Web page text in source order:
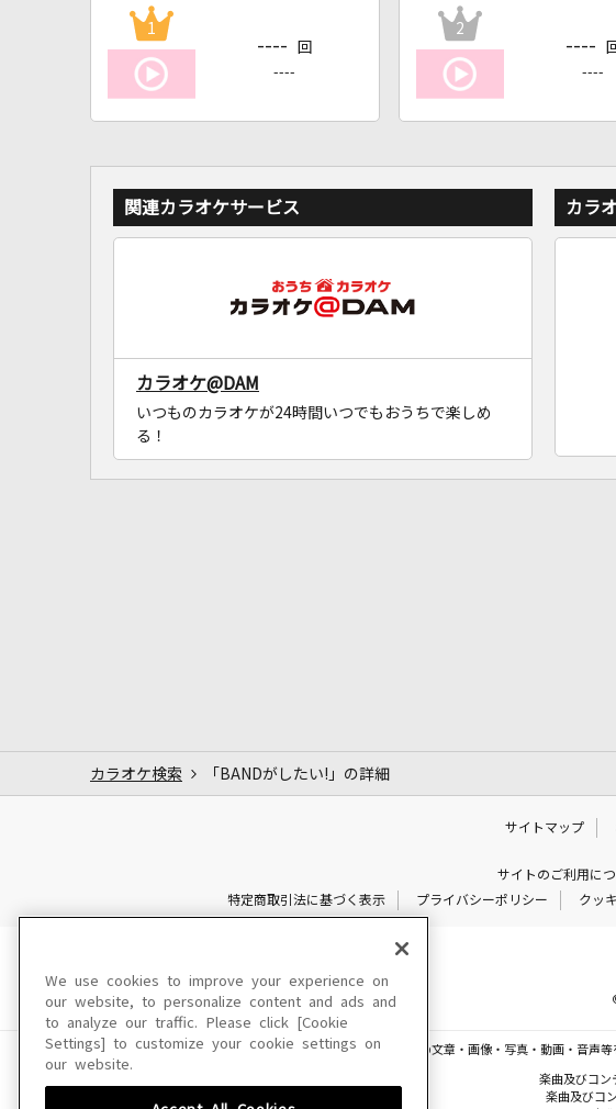
1
---- 回
----
2
---- 回
----
関連カラオケサービス
カラオケ@DAM
いつものカラオケが24時間いつでもおうちで楽しめ
る！
カラ
カラオケ検索 「BANDがしたい!」の詳細
サイトマップ
サイトのご利用に
特定商取引法に基づく表示
プライバシーポリシー クッ
このサイトに掲載されている一切の文章・画像・写真・動画・音声
楽曲及びコン
楽曲及びコ
We use cookies to improve your experience on
our website, to personalize content and ads and
to analyze our traffic. Please click [Cookie
Settings] to customize your cookie settings on
our website.